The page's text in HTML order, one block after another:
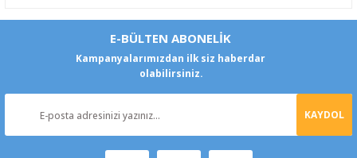
E-BÜLTEN ABONELİK
Kampanyalarımızdan ilk siz haberdar
olabilirsiniz.
KAYDOL